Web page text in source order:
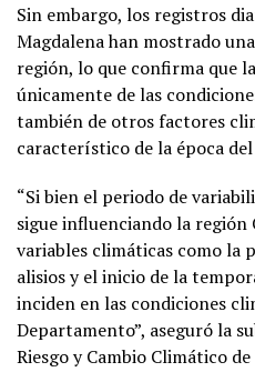
Sin embargo, los registros
Magdalena han mostrado
región, lo que confirma que
únicamente de las
también de otros factores
característico de la época
“Si bien el periodo de
sigue influenciando la región
variables climáticas como la
alisios y el inicio de la
inciden en las condiciones
Departamento”, aseguró la
Riesgo y Cambio Climático